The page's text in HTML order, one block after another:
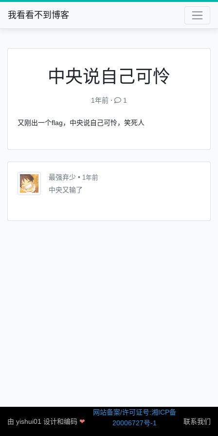
我看看不到博客
中央说自己可怜
1年前 ⋅ 1
又刚出一个flag，中央说自己可怜，笑死人
最强弃少 • 1年前
中央又输了
由 yishui01 设计和编码 ❤ 联系我们
网站备案/许可证号:湘ICP备
20006727号-1